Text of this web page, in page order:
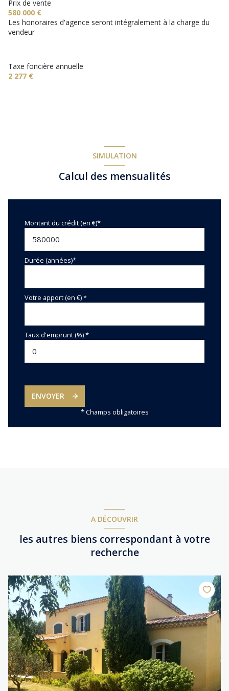
4 parking(s)
1 niveau(x)
interphone
Prix de vente
580 000 €
Les honoraires d'agence seront intégralement à la charge du
vendeur
Taxe foncière annuelle
2 277 €
SIMULATION
Calcul des mensualités
Montant du crédit (en €)*
Durée (années)*
Votre apport (en €) *
Taux d'emprunt (%) *
ENVOYER
* Champs obligatoires
A DÉCOUVRIR
les autres biens correspondant à votre
recherche